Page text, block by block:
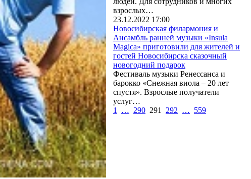
взрослых…
23.12.2022 17:00
Новосибирская филармония и
Ансамбль ранней музыки «Insula
Magica» приготовили для жителей и
гостей Новосибирска сказочный
новогодний подарок
Фестиваль музыки Ренессанса и
барокко «Снежная виола – 20 лет
спустя». Взрослые получатели
услуг…
1
… 290 291 292 … 559